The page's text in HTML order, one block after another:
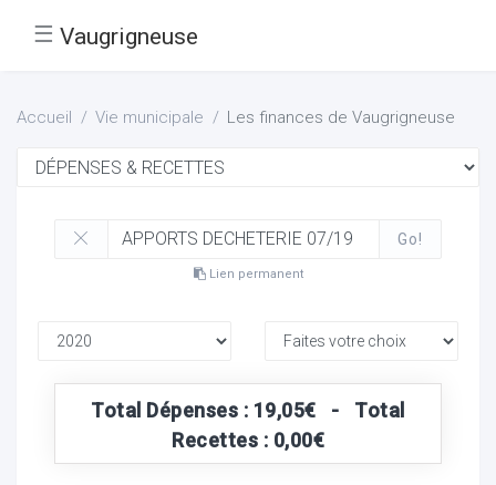
☰ Vaugrigneuse
Accueil Vie municipale Les finances de Vaugrigneuse
Go!
Lien permanent
Total Dépenses : 19,05€ - Total
Recettes : 0,00€